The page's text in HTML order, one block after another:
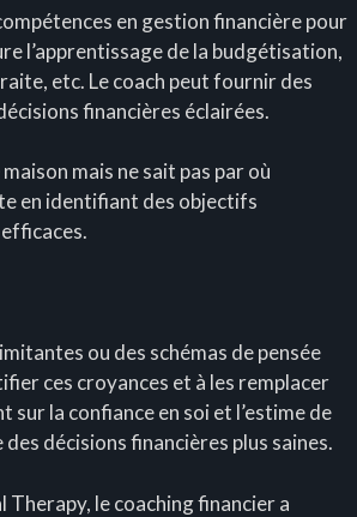
en gestion financière pour
l’apprentissage de la budgétisation,
etc. Le coach peut fournir des
financières éclairées.
mais ne sait pas par où
en identifiant des objectifs
ou des schémas de pensée
ces croyances et à les remplacer
la confiance en soi et l’estime de
décisions financières plus saines.
Therapy, le coaching financier a